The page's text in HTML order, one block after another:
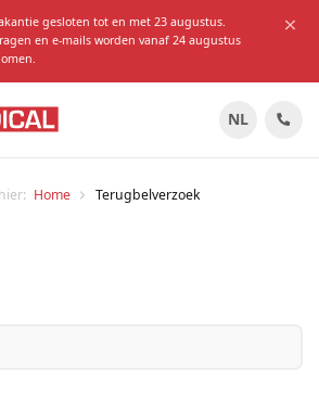
gesloten tot en met 23 augustus.
en e-mails worden vanaf 24 augustus
NL
Home Terugbelverzoek